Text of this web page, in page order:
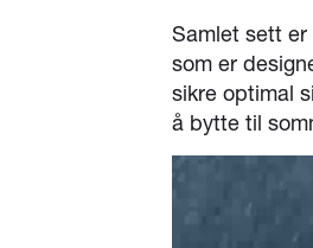
Samlet sett
som er
sikre optimal
å bytte til
Videoavspiller